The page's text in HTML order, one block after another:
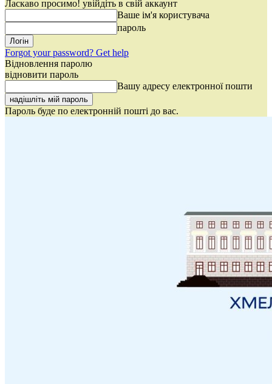
Ласкаво просимо! увійдіть в свій аккаунт
Ваше ім'я користувача
пароль
Forgot your password? Get help
Відновлення паролю
відновити пароль
Вашу адресу електронної пошти
Пароль буде по електронній пошті до вас.